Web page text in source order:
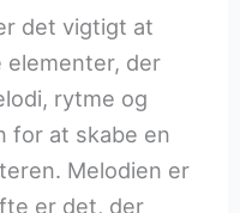
det vigtigt at
der
rytme og
for at skabe en
Melodien er
er det, der